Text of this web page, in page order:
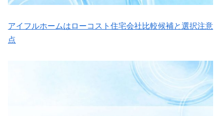
アイフルホームはローコスト住宅会社比較候補と選択注意
点